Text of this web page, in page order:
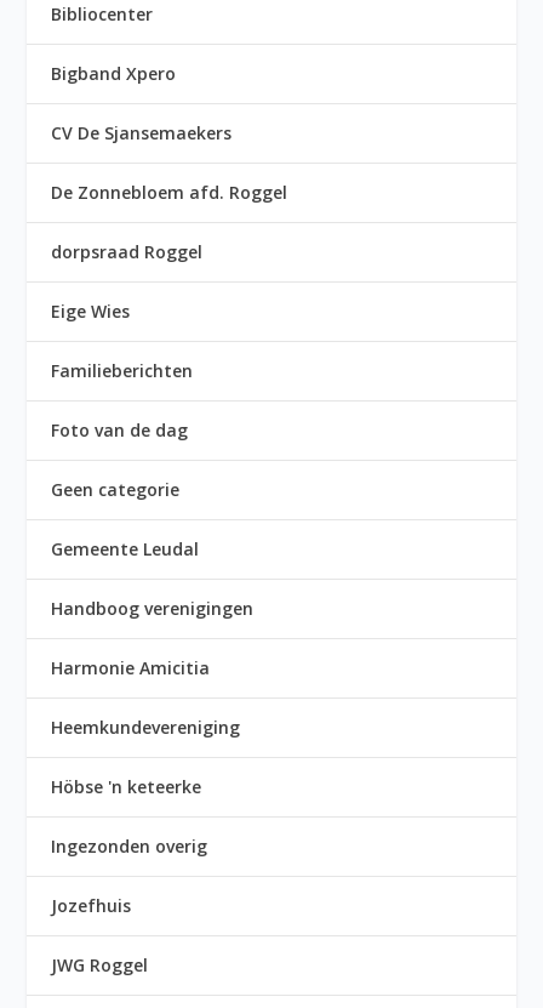
Bibliocenter
Bigband Xpero
CV De Sjansemaekers
De Zonnebloem afd. Roggel
dorpsraad Roggel
Eige Wies
Familieberichten
Foto van de dag
Geen categorie
Gemeente Leudal
Handboog verenigingen
Harmonie Amicitia
Heemkundevereniging
Höbse 'n keteerke
Ingezonden overig
Jozefhuis
JWG Roggel